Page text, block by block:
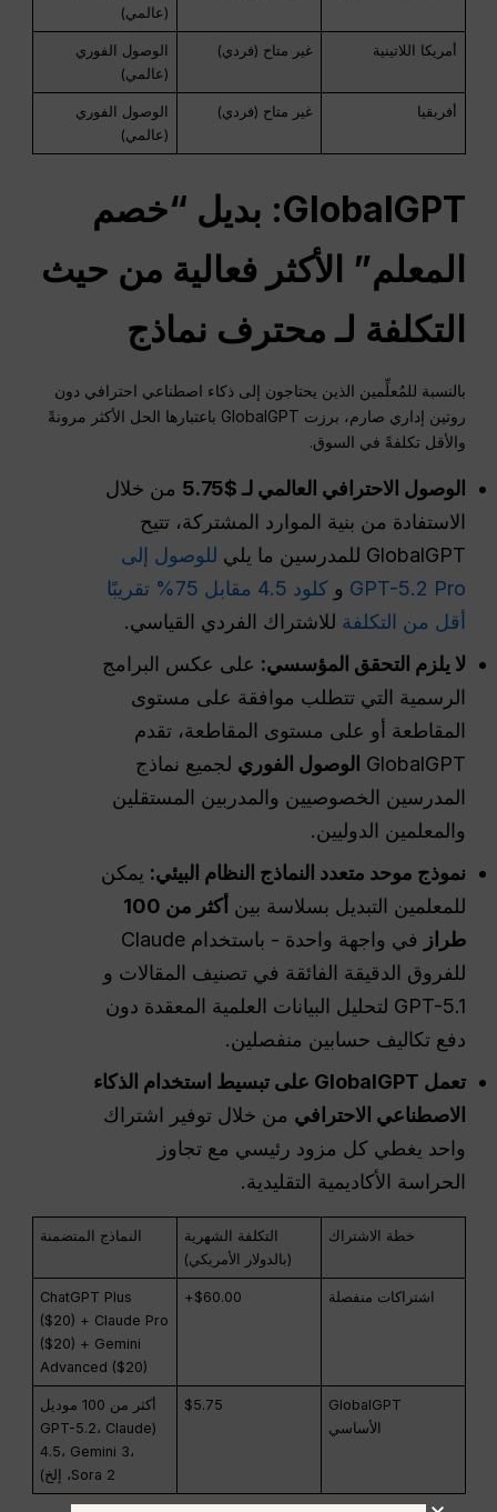
(عالمي)
أمريكا اللاتينية غير متاح (فردي)
الوصول الفوري
(عالمي)
أفريقيا غير متاح (فردي)
الوصول الفوري
(عالمي)
GlobalGPT: بديل “خصم
المعلم” الأكثر فعالية من حيث
التكلفة لـ محترف نماذج
بالنسبة للمُعلِّمين الذين يحتاجون إلى ذكاء اصطناعي احترافي دون
روتين إداري صارم، برزت GlobalGPT باعتبارها الحل الأكثر مرونةً
والأقل تكلفةً في السوق.
الوصول الاحترافي العالمي لـ $5.75
من خلال
الاستفادة من بنية الموارد المشتركة، تتيح
GlobalGPT للمدرسين ما يلي
للوصول إلى
GPT-5.2 Pro و
كلود 4.5 مقابل 75% تقريبًا
أقل من التكلفة للاشتراك الفردي القياسي.
لا يلزم التحقق المؤسسي: على عكس البرامج
الرسمية التي تتطلب موافقة على مستوى
المقاطعة أو على مستوى المقاطعة، تقدم
GlobalGPT الوصول الفوري لجميع نماذج
المدرسين الخصوصيين والمدربين المستقلين
والمعلمين الدوليين.
نموذج موحد متعدد النماذج النظام البيئي: يمكن
للمعلمين التبديل بسلاسة بين
أكثر من 100
طراز
في واجهة واحدة - باستخدام Claude
للفروق الدقيقة الفائقة في تصنيف المقالات و
GPT-5.1 لتحليل البيانات العلمية المعقدة دون
دفع تكاليف حسابين منفصلين.
تعمل GlobalGPT على تبسيط استخدام الذكاء
الاصطناعي الاحترافي من خلال توفير اشتراك
واحد يغطي كل مزود رئيسي مع تجاوز
الحراسة الأكاديمية التقليدية.
خطة الاشتراك
التكلفة الشهرية
(بالدولار الأمريكي)
النماذج المتضمنة
اشتراكات منفصلة $60.00+
ChatGPT Plus
($20) + Claude Pro
($20) + Gemini
Advanced ($20)
GlobalGPT
الأساسي
$5.75
أكثر من 100 موديل
(GPT-5.2، Claude
4.5، Gemini 3،
Sora 2، إلخ)